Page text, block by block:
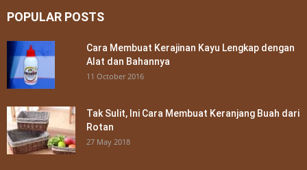
POPULAR POSTS
Cara Membuat Kerajinan Kayu Lengkap dengan
Alat dan Bahannya
11 October 2016
Tak Sulit, Ini Cara Membuat Keranjang Buah dari
Rotan
27 May 2018